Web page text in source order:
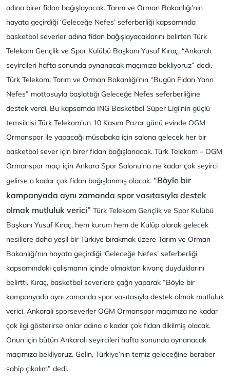
adına birer fidan bağışlayacak. Tarım ve Orman Bakanlığı’nın
hayata geçirdiği ‘Geleceğe Nefes’ seferberliği kapsamında
basketbol severler adına fidan bağışlayacaklarını belirten Türk
Telekom Gençlik ve Spor Kulübü Başkanı Yusuf Kıraç, “Ankaralı
seyircileri hafta sonunda oynanacak maçımıza bekliyoruz” dedi.
Türk Telekom, Tarım ve Orman Bakanlığı’nın “Bugün Fidan Yarın
Nefes” mottosuyla başlattığı Geleceğe Nefes seferberliğine
destek verdi. Bu kapsamda ING Basketbol Süper Ligi’nin güçlü
temsilcisi Türk Telekom’un 10 Kasım Pazar günü evinde OGM
Ormanspor ile yapacağı müsabaka için salona gelecek her bir
basketbol sever için birer fidan bağışlanacak. Türk Telekom – OGM
Ormanspor maçı için Ankara Spor Salonu’na ne kadar çok seyirci
gelirse o kadar çok fidan bağışlanmış olacak. “Böyle bir
kampanyada aynı zamanda spor vasıtasıyla destek
olmak mutluluk verici” Türk Telekom Gençlik ve Spor Kulübü
Başkanı Yusuf Kıraç, hem kurum hem de Kulüp olarak gelecek
nesillere daha yeşil bir Türkiye bırakmak üzere Tarım ve Orman
Bakanlığı’nın hayata geçirdiği ‘Geleceğe Nefes’ seferberliği
kapsamındaki çalışmanın içinde olmaktan kıvanç duyduklarını
belirtti. Kıraç, basketbol severlere çağrı yaparak “Böyle bir
kampanyada aynı zamanda spor vasıtasıyla destek olmak mutluluk
verici. Ankaralı sporseverler OGM Ormanspor maçımıza ne kadar
çok ilgi gösterirse onlar adına o kadar çok fidan dikilmiş olacak.
Onun için bütün Ankaralı seyircileri hafta sonunda oynanacak
maçımıza bekliyoruz. Gelin, Türkiye’nin temiz geleceğine beraber
sahip çıkalım” dedi.